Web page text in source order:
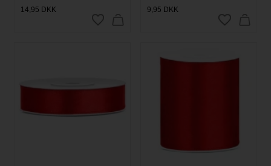
14,95 DKK
9,95 DKK